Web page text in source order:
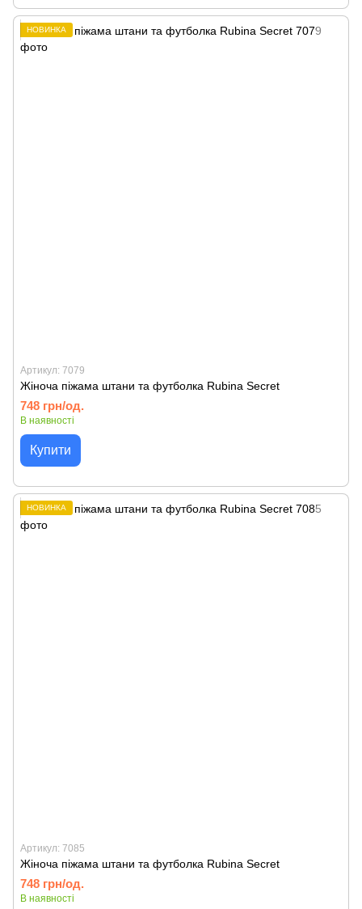
НОВИНКА
Артикул: 7079
Жіноча піжама штани та футболка Rubina Secret
748 грн/од.
В наявності
Купити
НОВИНКА
Артикул: 7085
Жіноча піжама штани та футболка Rubina Secret
748 грн/од.
В наявності